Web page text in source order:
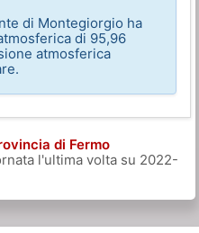
di Montegiorgio ha
di 95,96
atmosferica
di Fermo
l'ultima volta su 2022-